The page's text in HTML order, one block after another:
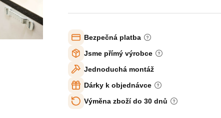
Bezpečná platba
Jsme přímý výrobce
Jednoduchá montáž
Dárky k objednávce
Výměna zboží do 30 dnů